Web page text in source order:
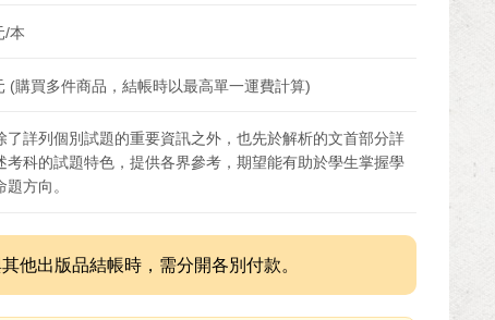
/本
(購買多件商品，結帳時以最高單一運費計算)
了詳列個別試題的重要資訊之外，也先於解析的文首部分詳
考科的試題特色，提供各界參考，期望能有助於學生掌握學
題方向。
他出版品結帳時，需分開各別付款。